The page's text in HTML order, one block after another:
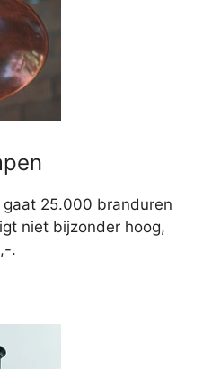
25.000 branduren
niet bijzonder hoog,
.